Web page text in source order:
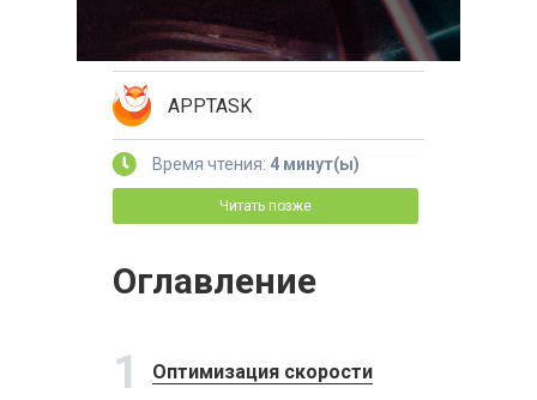
APPTASK
Время чтения: 4 минут(ы)
Читать позже
Оглавление
1 Оптимизация скорости